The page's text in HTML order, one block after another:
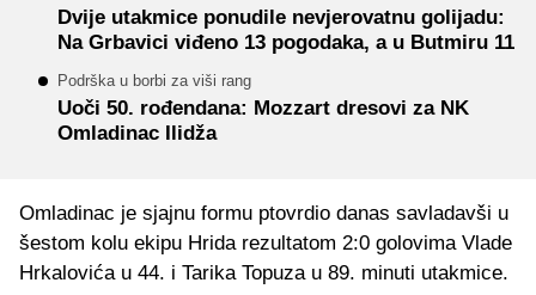
Dvije utakmice ponudile nevjerovatnu golijadu:
Na Grbavici viđeno 13 pogodaka, a u Butmiru 11
Podrška u borbi za viši rang
Uoči 50. rođendana: Mozzart dresovi za NK
Omladinac Ilidža
Omladinac je sjajnu formu ptovrdio danas savladavši u
šestom kolu ekipu Hrida rezultatom 2:0 golovima Vlade
Hrkalovića u 44. i Tarika Topuza u 89. minuti utakmice.